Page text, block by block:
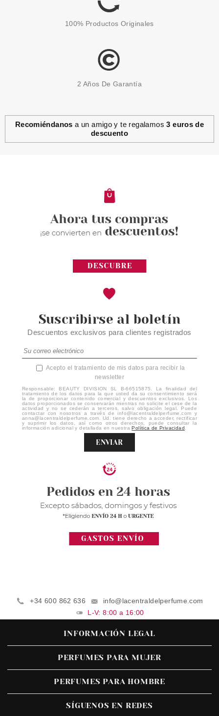
100% Productos Originales
2 Años De Garantía
Recomiéndanos a un amigo y te regalamos3 euros de
descuento
Suscribirse al boletín
Descuentos exclusivos para clientes registrados
Acepto el tratamiento de mis datos para recibir la
newsletter
Responsable: BEAUTY DIVISION SL B-66515875. La finalidad del
tratamiento de los datos para la que usted da su consentimiento será
la de proporcionar contenido comercial y descuentos exclusivos. Los
datos proporcionados se conservarán mientras no solicite el cese de la
actividad y no se cederán a terceros, salvo obligación legal. Puede
contactar con nosotros a través de info@lacentraldelperfume.com y
anna@lacentraldelperfume.com. Ud. tiene derecho a acceder, rectificar
y suprimir los datos, así como otros derechos, puede consultar la
información adicional y detallada en nuestraPolítica de Privacidad
ENVIAR
+34 600 862 636
info@lacentraldelperfume.com
L-V: 8:00 a 16:00
INFORMACIÓN LEGAL
PERFUMES PARA MUJER
PERFUMES PARA HOMBRE
SÍGUENOS EN REDES